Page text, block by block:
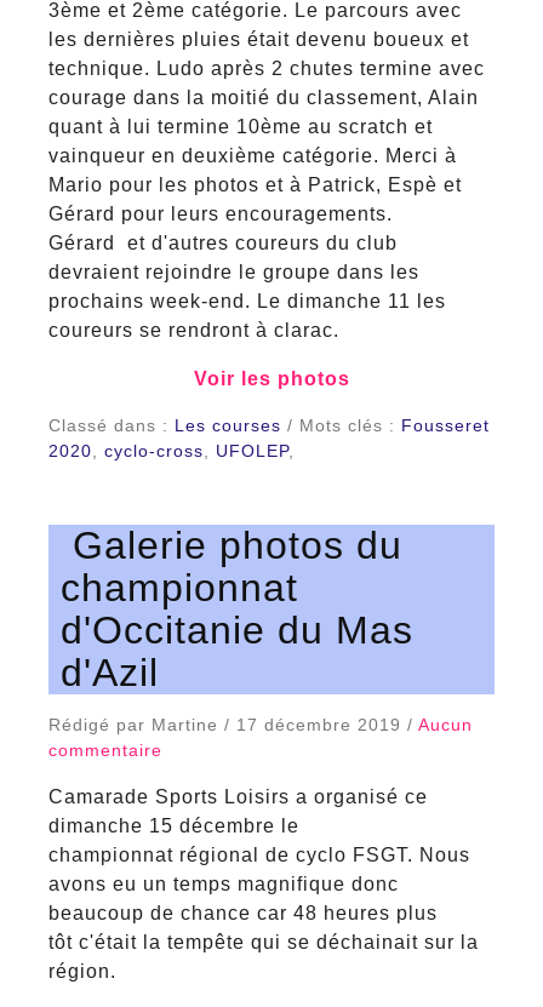
3ème et 2ème catégorie. Le parcours avec
les dernières pluies était devenu boueux et
technique. Ludo après 2 chutes termine avec
courage dans la moitié du classement, Alain
quant à lui termine 10ème au scratch et
vainqueur en deuxième catégorie. Merci à
Mario pour les photos et à Patrick, Espè et
Gérard pour leurs encouragements.
Gérard et d'autres coureurs du club
devraient rejoindre le groupe dans les
prochains week-end. Le dimanche 11 les
coureurs se rendront à clarac.
Voir les photos
Classé dans : Les courses / Mots clés : Fousseret
2020, cyclo-cross, UFOLEP,
Galerie photos du
championnat
d'Occitanie du Mas
d'Azil
Rédigé par Martine / 17 décembre 2019 / Aucun
commentaire
Camarade Sports Loisirs a organisé ce
dimanche 15 décembre le
championnat régional de cyclo FSGT. Nous
avons eu un temps magnifique donc
beaucoup de chance car 48 heures plus
tôt c'était la tempête qui se déchainait sur la
région.